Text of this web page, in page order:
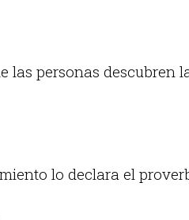
las personas descubren
lo declara el